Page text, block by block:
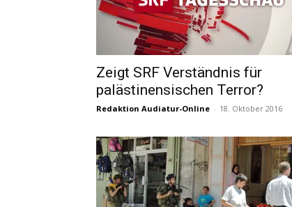
Zeigt SRF Verständnis für
palästinensischen Terror?
Redaktion Audiatur-Online - 18. Oktober 2016